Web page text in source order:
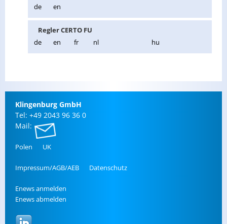
de
en
Reg­ler CERTO FU
de
en fr nl hu
Klin­gen­burg GmbH
Tel: +49 2043 96 36 0
Mail:
Polen UK
Im­pres­sum/AGB/AEB Da­ten­schutz
Enews an­mel­den
Enews ab­mel­den